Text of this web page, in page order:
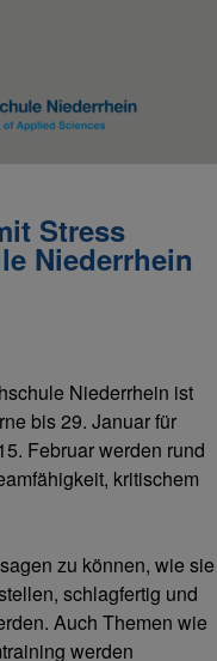
Stress
Niederrhein
Niederrhein ist
bis 29. Januar für
Februar werden rund
kritischem
zu können, wie sie
schlagfertig und
Auch Themen wie
werden